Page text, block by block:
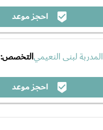
احجز موعد
المدربة لبنى النعيميالتخصص:
احجز موعد